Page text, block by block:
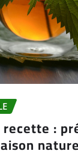
recette :